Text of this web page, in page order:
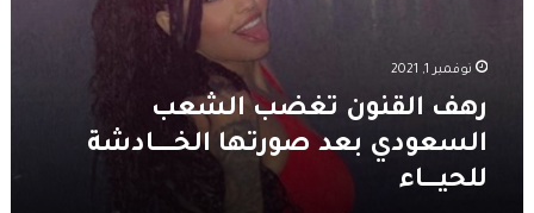
للحيــــــاء نوفمبر 1, 2021
رهف القنون تغضب الشعب
السعودي بعد صورتها الخــــــــادشة
للحيــــــاء